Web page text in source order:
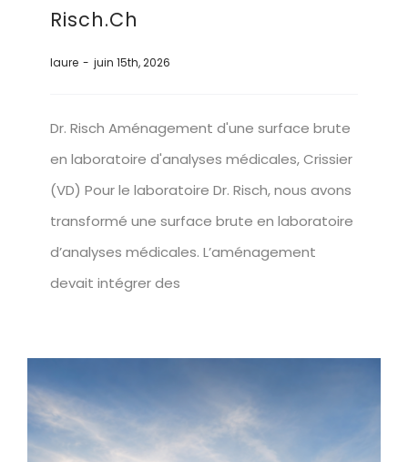
Risch.ch
laure - juin 15th, 2026
Dr. Risch Aménagement d'une surface brute
en laboratoire d'analyses médicales, Crissier
(VD) Pour le laboratoire Dr. Risch, nous avons
transformé une surface brute en laboratoire
d’analyses médicales. L’aménagement
devait intégrer des